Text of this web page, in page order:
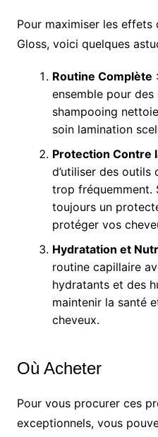
Pour maximiser les
Gloss, voici quelques
Routine Complète
ensemble pour
shampooing
soin lamination
Protection Contre
d’utiliser des
trop fréquemment.
toujours un
protéger vos
Hydratation et
routine capillaire
hydratants et des
maintenir la santé
cheveux.
Où Acheter
Pour vous procurer ces
exceptionnels, vous